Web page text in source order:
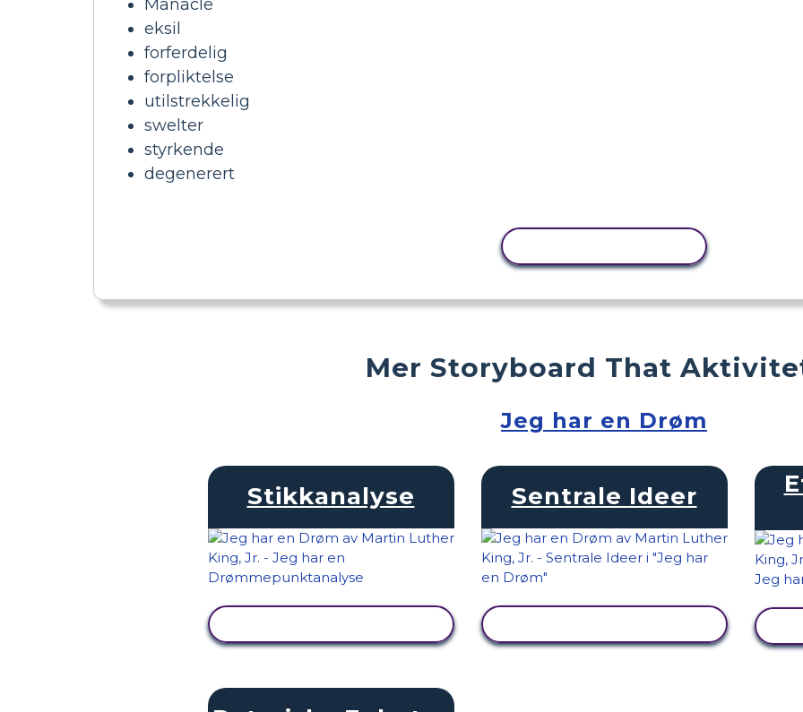
Manacle
eksil
forferdelig
forpliktelse
utilstrekkelig
swelter
styrkende
degenerert
Mer Storyboard That
Jeg har en Drøm
Stikkanalyse Sentrale Ideer